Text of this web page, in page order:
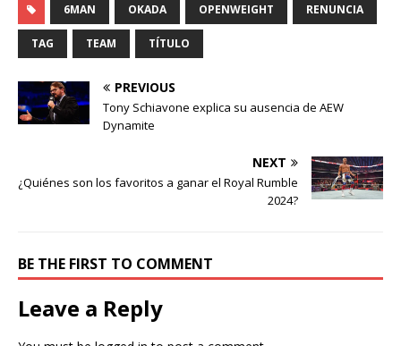
6MAN OKADA OPENWEIGHT RENUNCIA
TAG TEAM TÍTULO
PREVIOUS
Tony Schiavone explica su ausencia de AEW
Dynamite
NEXT
¿Quiénes son los favoritos a ganar el Royal Rumble
2024?
BE THE FIRST TO COMMENT
Leave a Reply